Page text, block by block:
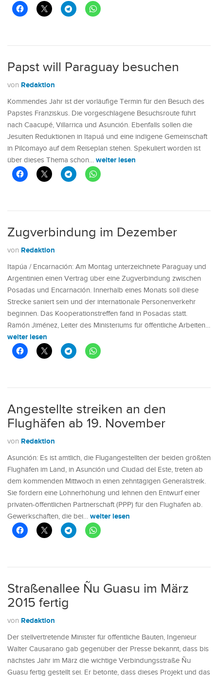
Papst will Paraguay besuchen
von Redaktion
Kommendes Jahr ist der vorläufige Termin für den Besuch des
Papstes Franziskus. Die vorgeschlagene Besuchsroute führt
nach Caacupé, Villarrica und Asunción. Ebenfalls sollen die
Jesuiten Reduktionen in Itapuá und eine indigene Gemeinschaft
in Pilcomayo auf dem Reiseplan stehen. Spekuliert worden ist
über dieses Thema schon… weiter lesen
Zugverbindung im Dezember
von Redaktion
Itapúa / Encarnación: Am Montag unterzeichnete Paraguay und
Argentinien einen Vertrag über eine Zugverbindung zwischen
Posadas und Encarnación. Innerhalb eines Monats soll diese
Strecke saniert sein und der internationale Personenverkehr
beginnen. Das Kooperationstreffen fand in Posadas statt.
Ramón Jiménez, Leiter des Ministeriums für öffentliche Arbeiten…
weiter lesen
Angestellte streiken an den
Flughäfen ab 19. November
von Redaktion
Asunción: Es ist amtlich, die Flugangestellten der beiden größten
Flughäfen im Land, in Asunción und Ciudad del Este, treten ab
dem kommenden Mittwoch in einen zehntägigen Generalstreik.
Sie fordern eine Lohnerhöhung und lehnen den Entwurf einer
privaten-öffentlichen Partnerschaft (PPP) für den Flughafen ab.
Gewerkschaften, die bei… weiter lesen
Straßenallee Ñu Guasu im März
2015 fertig
von Redaktion
Der stellvertretende Minister für öffentliche Bauten, Ingenieur
Walter Causarano gab gegenüber der Presse bekannt, dass bis
nächstes Jahr im März die wichtige Verbindungsstraße Ñu
Guasu fertig gestellt sei. Er betonte, dass dieses Projekt und das